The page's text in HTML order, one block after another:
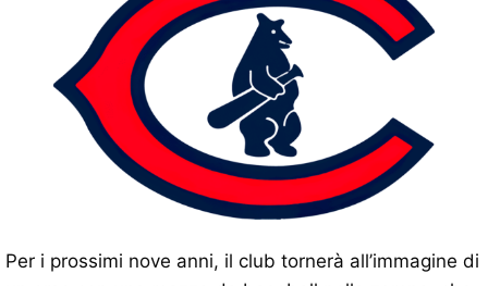
Per i prossimi nove anni, il club tornerà all’immagine di